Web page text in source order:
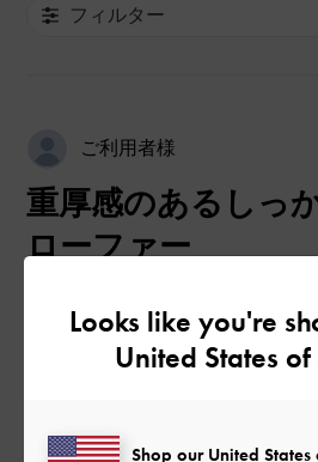
フィルター
ご利用者様
重厚感のあるしっ
ローファー
足の甲がスタイリッシュに見えるデザ
履くのが楽しみです。
デザイン
Looks like you're
United States
Shop our United